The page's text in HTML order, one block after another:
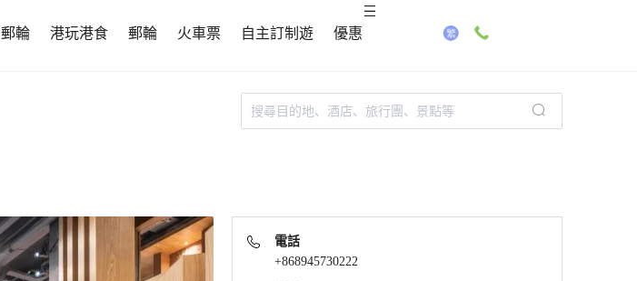
郵輪 港玩港食 郵輪 火車票 自主訂制遊 優惠
電話
+868945730222